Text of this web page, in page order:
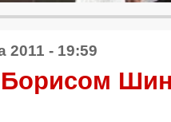
2011 - 19:59
Борисом